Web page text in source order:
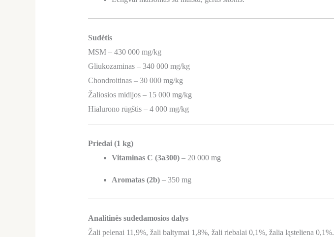
Sudėtis
MSM – 430 000 mg/kg
Gliukozaminas – 340 000 mg/kg
Chondroitinas – 30 000 mg/kg
Žaliosios midijos – 15 000 mg/kg
Hialurono rūgštis – 4 000 mg/kg
Priedai (1 kg)
Vitaminas C (3a300)– 20 000 mg
Aromatas (2b)– 350 mg
Analitinės sudedamosios dalys
Žali pelenai 11,9%, žali baltymai 1,8%, žali riebalai 0,1%, žalia ląsteliena 0,1%.